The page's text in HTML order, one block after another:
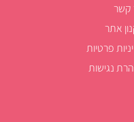
קשר
אתר
פרטיות
נגישות